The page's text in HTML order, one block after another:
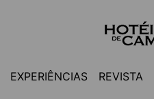
EXPERIÊNCIAS REVISTA